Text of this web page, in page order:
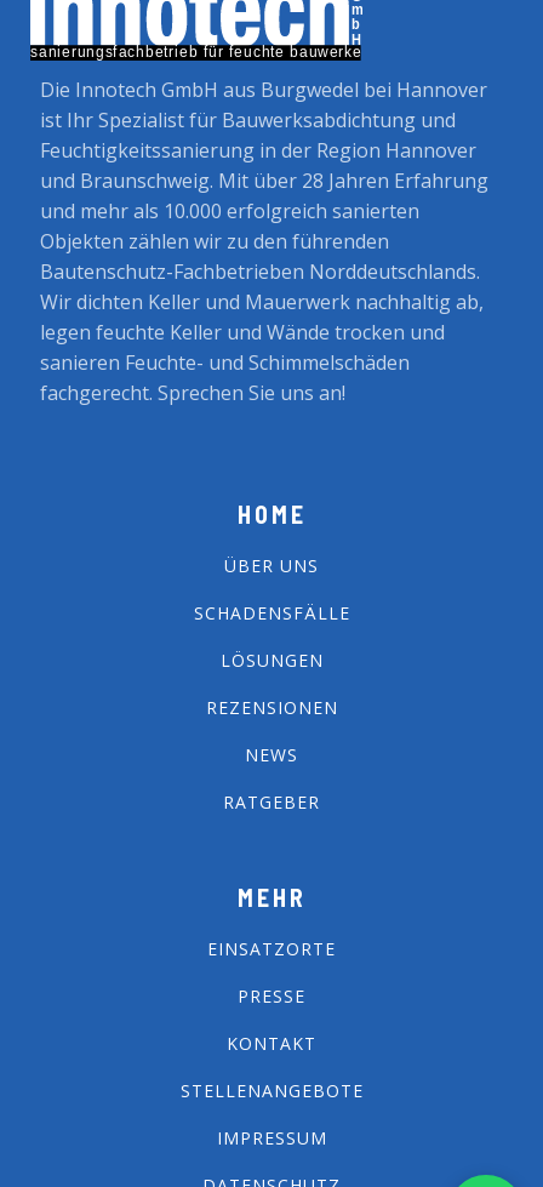
Die Innotech GmbH aus Burgwedel bei Hannover
ist Ihr Spezialist für Bauwerksabdichtung und
Feuchtigkeitssanierung in der Region Hannover
und Braunschweig. Mit über 28 Jahren Erfahrung
und mehr als 10.000 erfolgreich sanierten
Objekten zählen wir zu den führenden
Bautenschutz-Fachbetrieben Norddeutschlands.
Wir dichten Keller und Mauerwerk nachhaltig ab,
legen feuchte Keller und Wände trocken und
sanieren Feuchte- und Schimmelschäden
fachgerecht. Sprechen Sie uns an!
HOME
ÜBER UNS
SCHADENSFÄLLE
LÖSUNGEN
REZENSIONEN
NEWS
RATGEBER
MEHR
EINSATZORTE
PRESSE
KONTAKT
STELLENANGEBOTE
IMPRESSUM